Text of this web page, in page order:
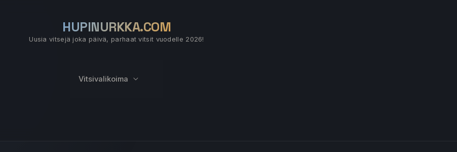
HUPINURKKA.COM
Uusia vitsejä joka päivä, parhaat vitsit vuodelle 2026!
Vitsivalikoima